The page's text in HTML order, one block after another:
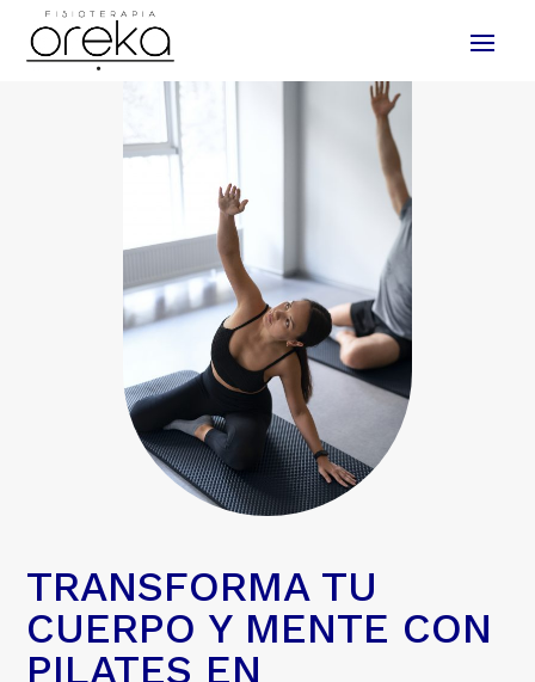
TRANSFORMA TU
CUERPO Y MENTE CON
PILATES EN